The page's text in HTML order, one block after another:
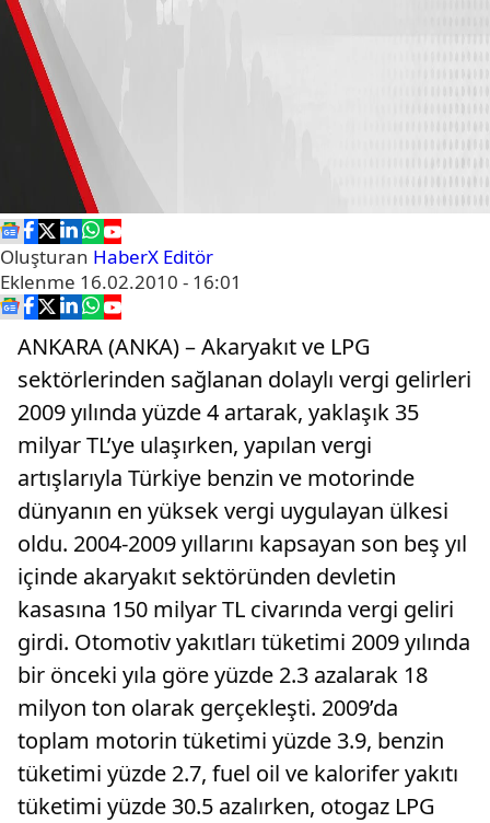
Oluşturan HaberX Editör
Eklenme 16.02.2010 - 16:01
ANKARA (ANKA) – Akaryakıt ve LPG
sektörlerinden sağlanan dolaylı vergi gelirleri
2009 yılında yüzde 4 artarak, yaklaşık 35
milyar TL’ye ulaşırken, yapılan vergi
artışlarıyla Türkiye benzin ve motorinde
dünyanın en yüksek vergi uygulayan ülkesi
oldu. 2004-2009 yıllarını kapsayan son beş yıl
içinde akaryakıt sektöründen devletin
kasasına 150 milyar TL civarında vergi geliri
girdi. Otomotiv yakıtları tüketimi 2009 yılında
bir önceki yıla göre yüzde 2.3 azalarak 18
milyon ton olarak gerçekleşti. 2009’da
toplam motorin tüketimi yüzde 3.9, benzin
tüketimi yüzde 2.7, fuel oil ve kalorifer yakıtı
tüketimi yüzde 30.5 azalırken, otogaz LPG